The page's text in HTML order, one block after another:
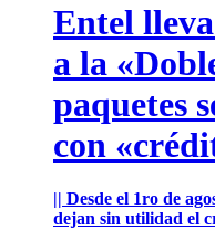
Entel
a la
paquetes
con
|| Desde el 1ro de
dejan sin utilidad el